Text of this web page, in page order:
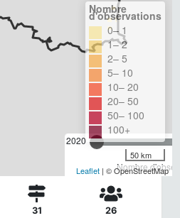
2020
Nombre
Nombre
d'observations
0– 1
1– 2
2– 5
5– 10
10– 20
20– 50
50– 100
100+
50 km
Leaflet | © OpenStreetMap
31 26